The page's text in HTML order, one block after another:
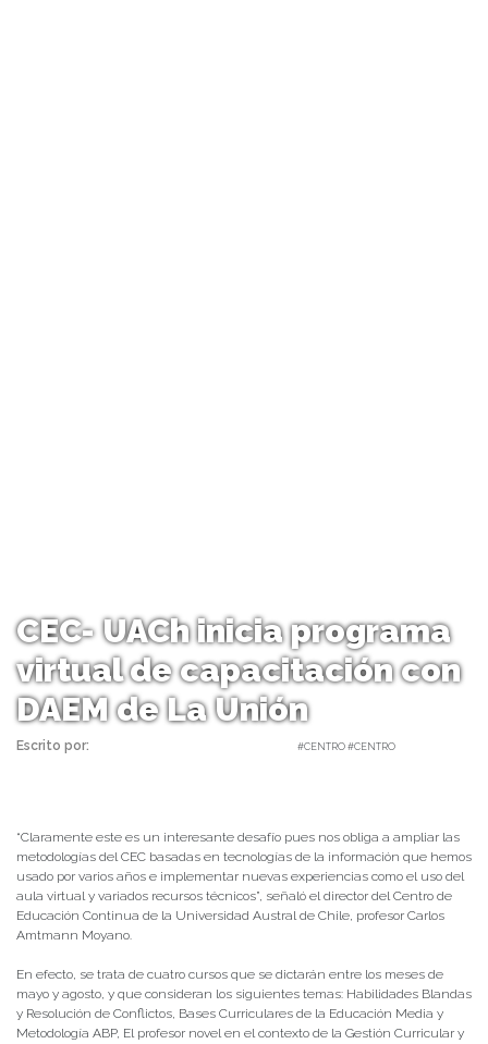
CEC- UACh inicia programa
virtual de capacitación con
DAEM de La Unión
Escrito por: #CENTRO #CENTRO
“Claramente este es un interesante desafío pues nos obliga a ampliar las
metodologías del CEC basadas en tecnologías de la información que hemos
usado por varios años e implementar nuevas experiencias como el uso del
aula virtual y variados recursos técnicos”, señaló el director del Centro de
Educación Continua de la Universidad Austral de Chile, profesor Carlos
Amtmann Moyano.
En efecto, se trata de cuatro cursos que se dictarán entre los meses de
mayo y agosto, y que consideran los siguientes temas: Habilidades Blandas
y Resolución de Conflictos, Bases Curriculares de la Educación Media y
Metodología ABP, El profesor novel en el contexto de la Gestión Curricular y